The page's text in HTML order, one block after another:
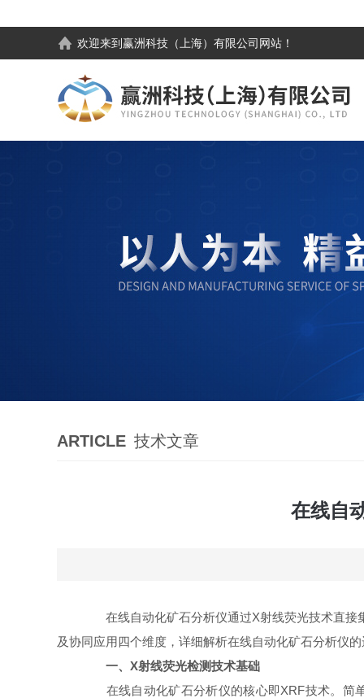
欢迎来到 赢洲科技（上海）有限公司 网站！
ARTICLE 技术文章
在线自
在线自动化矿石分析仪通过X射线荧光技术直接
及协同应用四个维度，详细解析在线自动化矿石分析仪
一、X射线荧光检测技术基础
在线自动化矿石分析仪的核心即XRF技术。简单